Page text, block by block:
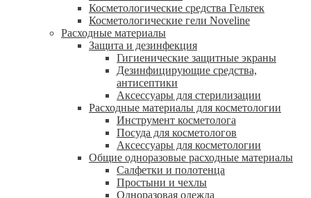
Косметологические средства Гельтек
Косметологические гели Noveline
Расходные материалы
Защита и дезинфекция
Гигиенические защитные экраны
Дезинфицирующие средства,
антисептики
Аксессуары для стерилизации
Расходные материалы для косметологии
Инструмент косметолога
Посуда для косметологов
Аксессуары для косметологии
Общие одноразовые расходные материалы
Салфетки и полотенца
Простыни и чехлы
Одноразовая одежда